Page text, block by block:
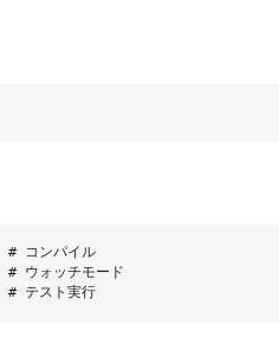
コンパイル
ォッチモード